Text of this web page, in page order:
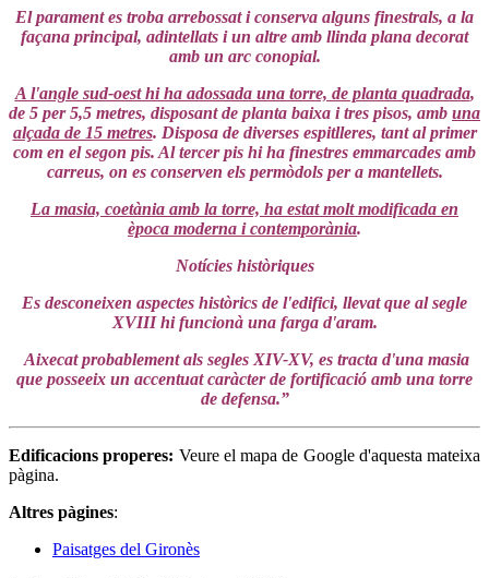
El parament es troba arrebossat i conserva alguns finestrals, a la
façana principal, adintellats i un altre amb llinda plana decorat
amb un arc conopial.
A l'angle sud-oest hi ha adossada una torre, de planta quadrada,
de 5 per 5,5 metres, disposant de planta baixa i tres pisos, amb una
alçada de 15 metres. Disposa de diverses espitlleres, tant al primer
com en el segon pis. Al tercer pis hi ha finestres emmarcades amb
carreus, on es conserven els permòdols per a mantellets.
La masia, coetània amb la torre, ha estat molt modificada en
època moderna i contemporània.
Notícies històriques
Es desconeixen aspectes històrics de l'edifici, llevat que al segle
XVIII hi funcionà una farga d'aram.
Aixecat probablement als segles XIV-XV, es tracta d'una masia
que posseeix un accentuat caràcter de fortificació amb una torre
de defensa.”
Edificacions properes: Veure el mapa de Google d'aquesta mateixa
pàgina.
Altres pàgines:
Paisatges del Gironès